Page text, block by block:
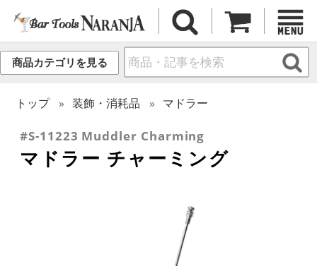
商品カテゴリを見る
トップ 装飾・消耗品 マドラー
#S-11223 Muddler Charming
マドラー チャーミング